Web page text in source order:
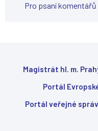
Pro psaní komentářů
Magistrát hl. m.
Portál
Portál veřejné